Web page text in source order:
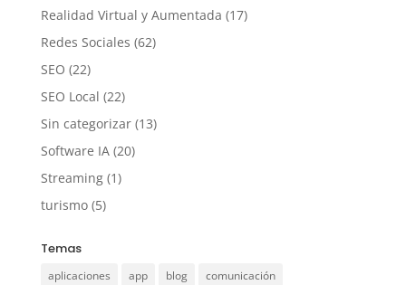
Realidad Virtual y Aumentada (17)
Redes Sociales (62)
SEO (22)
SEO Local (22)
Sin categorizar(13)
Software IA(20)
Streaming(1)
turismo(5)
Temas
aplicaciones app blog
comunicación